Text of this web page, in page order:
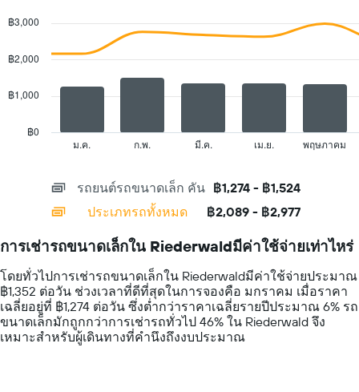
แกน
ดง
เฉลี่ย
เช่า
chart
with
data
series.
The
displaying
categories.
categories.
The
chart
has
1
Y
axis
ม.ค. ก.พ. มี.ค. เม.ย. พฤษภาคม
฿0
฿1,000
฿2,000
฿3,000
รถยนต์รถขนาดเล็ก คัน ฿1,274 - ฿1,524
ประเภทรถทั้งหมด
฿2,089 - ฿2,977
การเช่ารถขนาดเล็กใน Riederwaldมีค่าใช้จ่ายเท่าไหร่
โดยทั่วไปการเช่ารถขนาดเล็กใน Riederwaldมีค่าใช้จ่ายประมาณ
฿1,352 ต่อวัน ช่วงเวลาที่ดีที่สุดในการจองคือ มกราคม เมื่อราคา
เฉลี่ยอยู่ที่ ฿1,274 ต่อวัน ซึ่งต่ำกว่าราคาเฉลี่ยรายปีประมาณ 6% รถ
ขนาดเล็กมักถูกกว่าการเช่ารถทั่วไป 46% ใน Riederwald จึง
เหมาะสำหรับผู้เดินทางที่คำนึงถึงงบประมาณ